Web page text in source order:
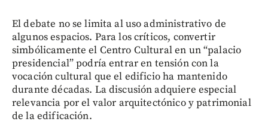
El debate no se limita al uso administrativo de
algunos espacios. Para los críticos, convertir
simbólicamente el Centro Cultural en un “palacio
presidencial” podría entrar en tensión con la
vocación cultural que el edificio ha mantenido
durante décadas. La discusión adquiere especial
relevancia por el valor arquitectónico y patrimonial
de la edificación.